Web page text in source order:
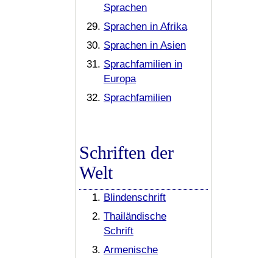
Sprachen
Sprachen in Afrika
Sprachen in Asien
Sprachfamilien in
Europa
Sprachfamilien
Schriften der
Welt
Blindenschrift
Thailändische
Schrift
Armenische